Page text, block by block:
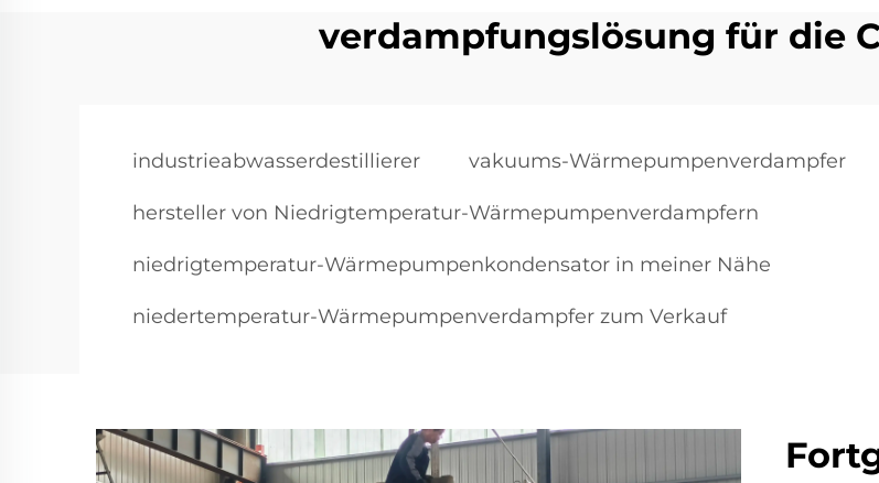
verdampfungslösung für die
industrieabwasserdestillierer vakuums-Wärmepumpenverdampfer
hersteller von Niedrigtemperatur-Wärmepumpenverdampfern
niedrigtemperatur-Wärmepumpenkondensator in meiner Nähe
niedertemperatur-Wärmepumpenverdampfer zum Verkauf